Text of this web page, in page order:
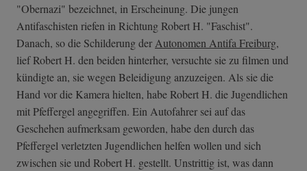
"Obernazi" bezeichnet, in Erscheinung. Die jungen
Antifaschisten riefen in Richtung Robert H. "Faschist".
Danach, so die Schilderung der Autonomen Antifa Freiburg,
lief Robert H. den beiden hinterher, versuchte sie zu filmen und
kündigte an, sie wegen Beleidigung anzuzeigen. Als sie die
Hand vor die Kamera hielten, habe Robert H. die Jugendlichen
mit Pfeffergel angegriffen. Ein Autofahrer sei auf das
Geschehen aufmerksam geworden, habe den durch das
Pfeffergel verletzten Jugendlichen helfen wollen und sich
zwischen sie und Robert H. gestellt. Unstrittig ist, was dann